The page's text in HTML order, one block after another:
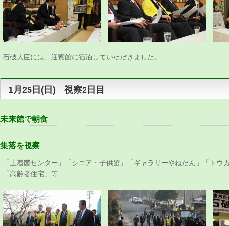
石破大臣には、迎賓館に宿泊していただきました。
1月25日(日) 視察2日目
未来館で朝食
集落を視察
「土着菌センター」「シニア・子供館」「ギャラリーやねだん」「トウ
「高齢者住宅」等